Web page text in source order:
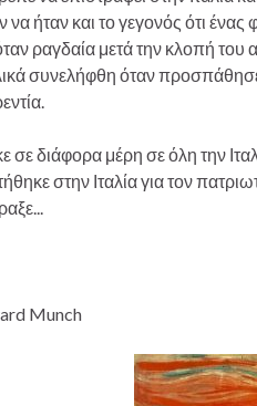
να ήταν και το γεγονός ότι
ραγδαία μετά την κλοπή του
συνελήφθη όταν
σε διάφορα μέρη σε όλη την
στην Ιταλία για τον
Munch